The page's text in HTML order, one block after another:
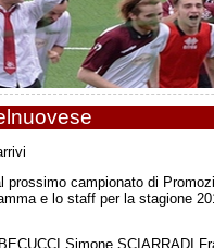
campionato di
e lo staff per la stagione
Simone SCIARRADI